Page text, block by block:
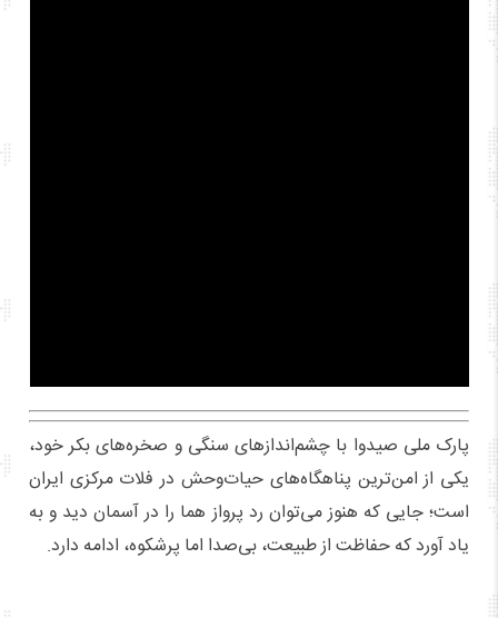
پارک ملی صیدوا با چشم‌اندازهای سنگی و صخره‌های بکر خود،
یکی از امن‌ترین پناهگاه‌های حیات‌وحش در فلات مرکزی ایران
است؛ جایی که هنوز می‌توان رد پرواز هما را در آسمان دید و به
یاد آورد که حفاظت از طبیعت، بی‌صدا اما پرشکوه، ادامه دارد.